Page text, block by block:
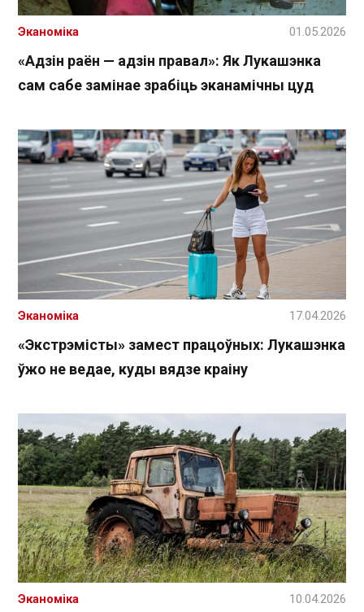
«Адзін раён — адзін правал»: Як Лукашэнка
сам сабе замінае зрабіць эканамічны цуд
Эканоміка 01.05.2026
«Экстрэмісты» замест працоўных: Лукашэнка
ўжо не ведае, куды вядзе краіну
Эканоміка 17.04.2026
Эканоміка 10.04.2026